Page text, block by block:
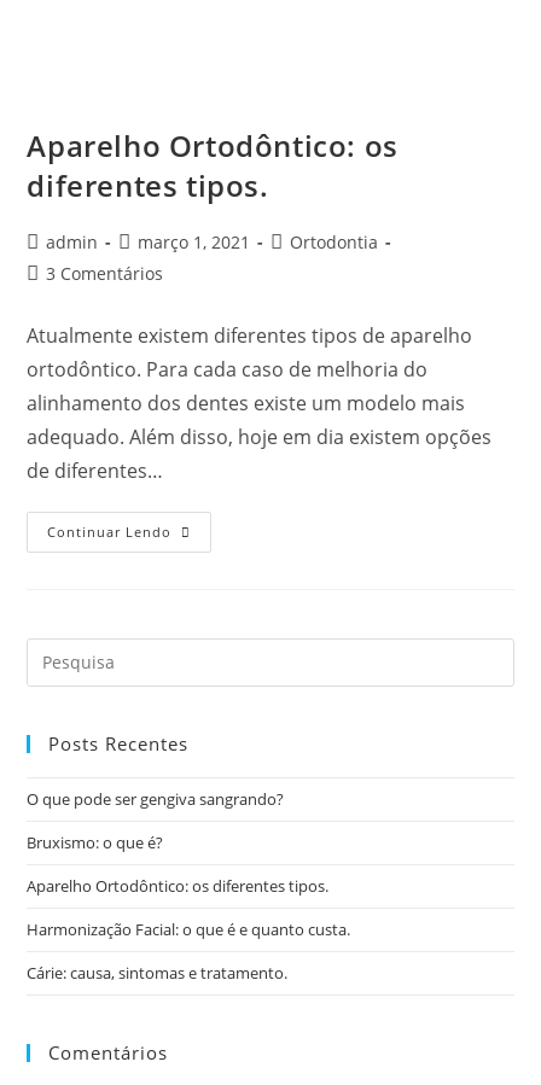
Aparelho Ortodôntico: os
diferentes tipos.
admin março 1, 2021
Ortodontia
3 Comentários
Atualmente existem diferentes tipos de aparelho
ortodôntico. Para cada caso de melhoria do
alinhamento dos dentes existe um modelo mais
adequado. Além disso, hoje em dia existem opções
de diferentes…
Continuar Lendo
Posts Recentes
O que pode ser gengiva sangrando?
Bruxismo: o que é?
Aparelho Ortodôntico: os diferentes tipos.
Harmonização Facial: o que é e quanto custa.
Cárie: causa, sintomas e tratamento.
Comentários